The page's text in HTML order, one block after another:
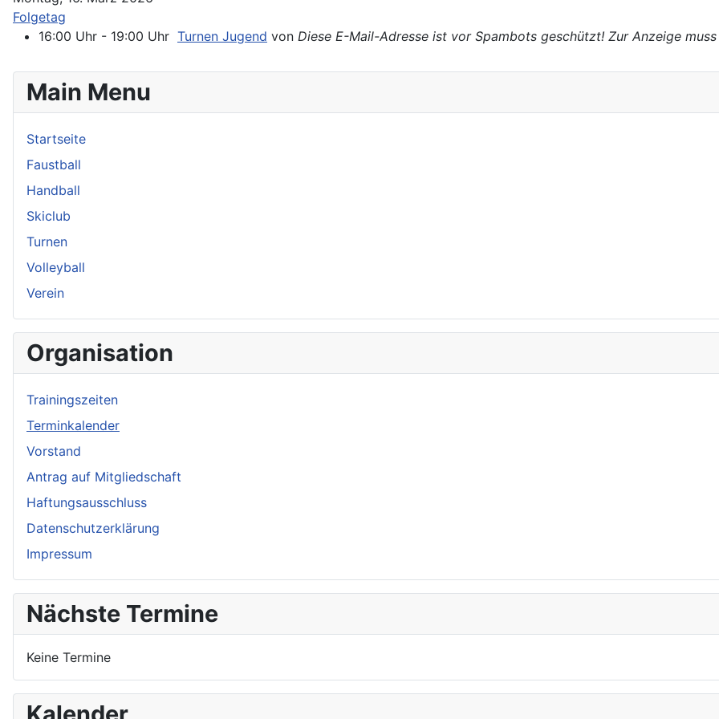
Folgetag
16:00 Uhr - 19:00 Uhr Turnen Jugend von Diese E-Mail-Adresse ist vor Spambots geschützt! Zur Anzeige
Main Menu
Startseite
Faustball
Handball
Skiclub
Turnen
Volleyball
Verein
Organisation
Trainingszeiten
Terminkalender
Vorstand
Antrag auf Mitgliedschaft
Haftungsausschluss
Datenschutzerklärung
Impressum
Nächste Termine
Keine Termine